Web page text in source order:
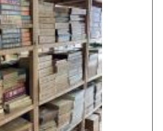
大分県
鹿児島県